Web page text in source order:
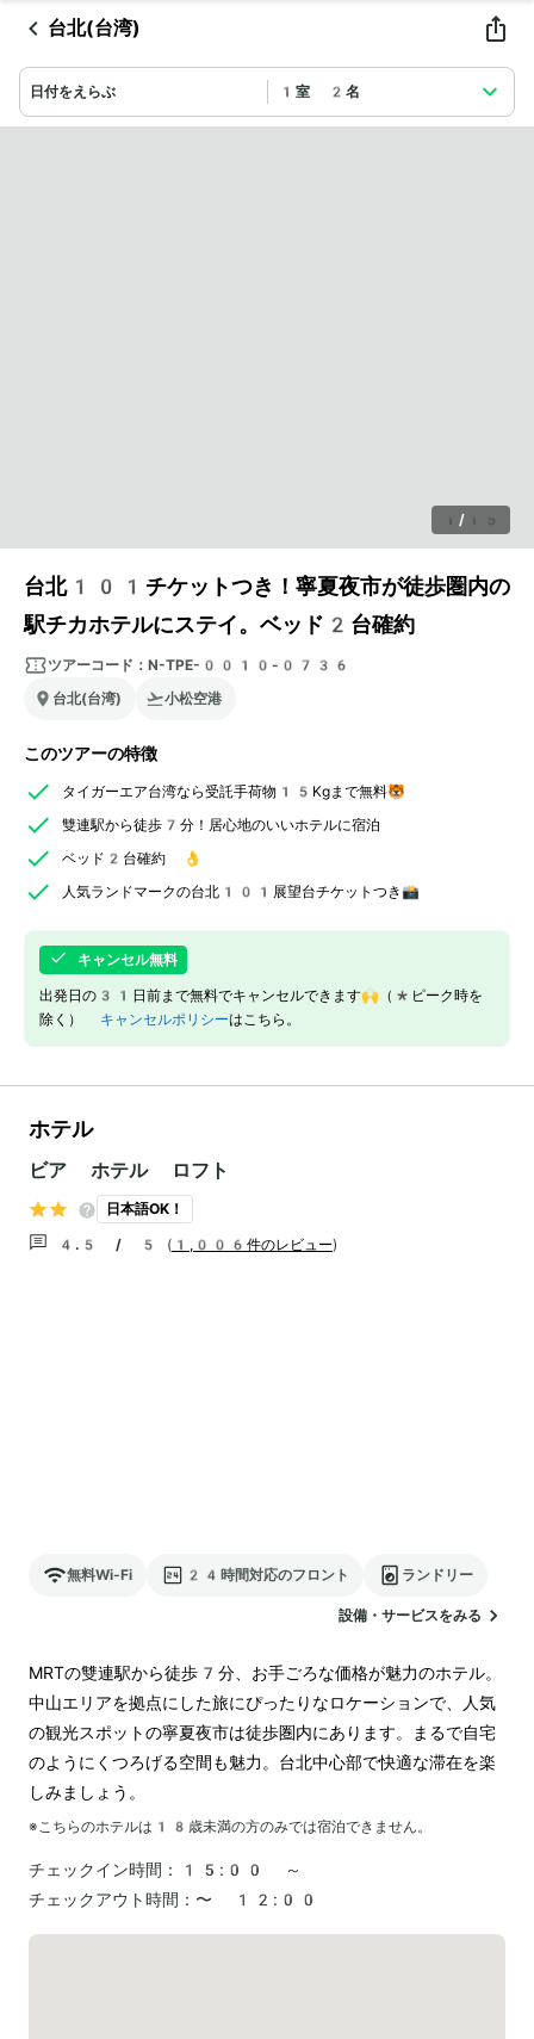
台北(台湾)
日付をえらぶ 1室 2名
1 / 15
台北101チケットつき！寧夏夜市が徒歩圏内の
駅チカホテルにステイ。ベッド2台確約
ツアーコード： N-TPE-0010-0736
台北(台湾)
小松空港
このツアーの特徴
タイガーエア台湾なら受託手荷物15Kgまで無料🐯
雙連駅から徒歩7分！居心地のいいホテルに宿泊
ベッド2台確約 👌
人気ランドマークの台北101展望台チケットつき📸
キャンセル無料
出発日の31日前まで無料でキャンセルできます🙌（*ピーク時を
除く） キャンセルポリシーはこちら。
ホテル
ビア ホテル ロフト
日本語OK！
4.5 / 5 ( 1,006件のレビュー)
無料Wi-Fi 24時間対応のフロント ランドリー
設備・サービスをみる
MRTの雙連駅から徒歩7分、お手ごろな価格が魅力のホテル。
中山エリアを拠点にした旅にぴったりなロケーションで、人気
の観光スポットの寧夏夜市は徒歩圏内にあります。まるで自宅
のようにくつろげる空間も魅力。台北中心部で快適な滞在を楽
しみましょう。
※こちらのホテルは 18 歳未満の方のみでは宿泊できません。
チェックイン時間：
15:00 ～
チェックアウト時間： 〜 12:00